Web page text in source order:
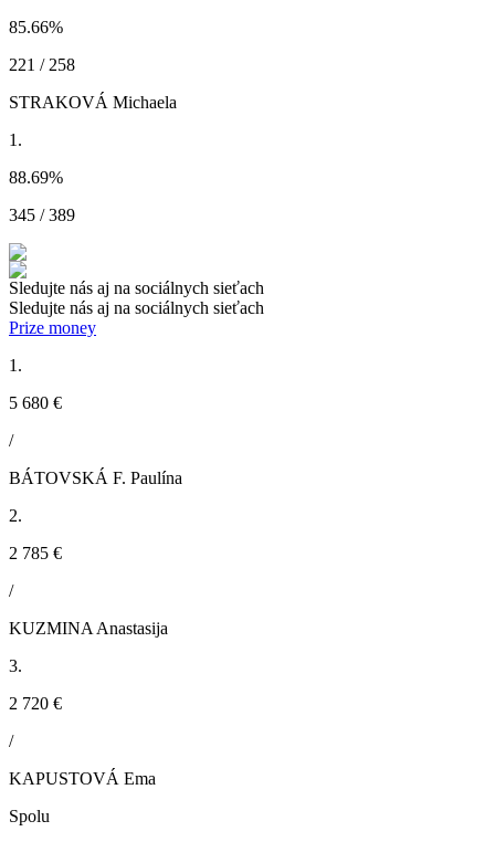
85.66%
221 / 258
STRAKOVÁ Michaela
1.
88.69%
345 / 389
Sledujte nás aj na sociálnych sieťach
Sledujte nás aj na sociálnych sieťach
Prize money
1.
5 680 €
/
BÁTOVSKÁ F. Paulína
2.
2 785 €
/
KUZMINA Anastasija
3.
2 720 €
/
KAPUSTOVÁ Ema
Spolu